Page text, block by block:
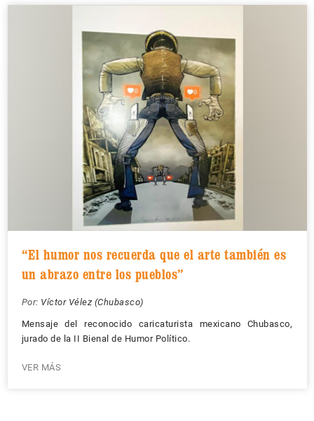
“El humor nos recuerda que el arte también es
un abrazo entre los pueblos”
Por: Víctor Vélez (Chubasco)
Mensaje del reconocido caricaturista mexicano Chubasco,
jurado de la II Bienal de Humor Político.
VER MÁS